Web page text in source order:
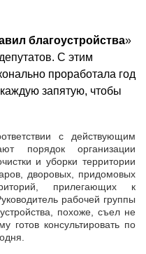
благоустройства»
С этим
проработала год
каждую запятую, чтобы
с действующим
порядок организации
и уборки территории
дворовых, придомовых
прилегающих к
рабочей группы
похоже, съел не
готов консультировать по